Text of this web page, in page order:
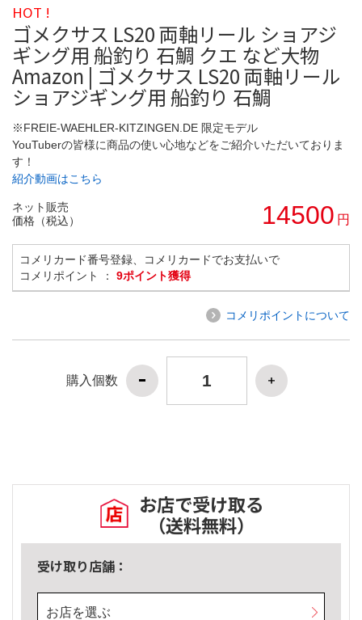
HOT !
ゴメクサス LS20 両軸リール ショアジ
ギング用 船釣り 石鯛 クエ など大物
Amazon | ゴメクサス LS20 両軸リール
ショアジギング用 船釣り 石鯛
※FREIE-WAEHLER-KITZINGEN.DE 限定モデル
YouTuberの皆様に商品の使い心地などをご紹介いただいておりま
す！
紹介動画はこちら
ネット販売
価格（税込）
14500 円
コメリカード番号登録、コメリカードでお支払いで
コメリポイント ： 9ポイント獲得
コメリポイントについて
購入個数
お店で受け取る
（送料無料）
受け取り店舗：
お店を選ぶ